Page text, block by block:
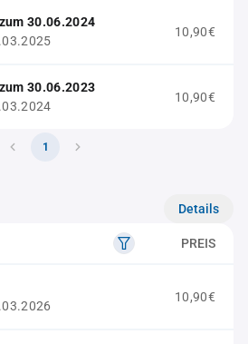
30.06.2024
10,90€
30.06.2023
10,90€
1
Details
PREIS
10,90€